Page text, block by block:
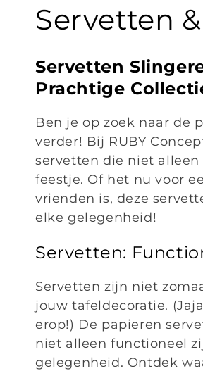
C
o
l
l
e
c
t
i
e
:
Servetten
Servetten
Prachtige
Ben je op zoek naar de
verder! Bij RUBY
servetten die niet
feestje. Of het nu voor
vrienden is, deze
elke gelegenheid!
Servetten:
Servetten zijn niet
jouw tafeldecoratie.
erop!) De papieren
niet alleen functioneel
gelegenheid. Ontdek